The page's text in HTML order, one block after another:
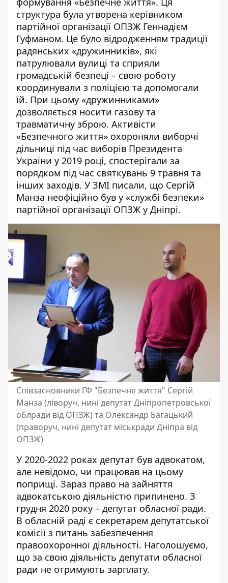
структура була утворена керівником
партійної організації ОПЗЖ Геннадієм
Гуфманом. Це було відродженням традиції
радянських «дружинників», які
патрулювали вулиці та сприяли
громадській безпеці – свою роботу
координували з поліцією та допомогали
їй. При цьому «дружинниками»
дозволяється носити газову та
травматичну зброю. Активісти
«Безпечного життя» охороняли виборчі
дільниці під час виборів Президента
України у 2019 році, спостерігали за
порядком під час святкувань 9 травня та
інших заходів. У ЗМІ писали, що Сергій
Манза неофіційно був у «службі безпеки»
партійної організації ОПЗЖ у Дніпрі.
Співзасновники ГФ "Безпечне життя" Сергій
Манза (ліворуч, нині депутат Дніпропетровської
облради від ОПЗЖ) та Олександр Багацький
(праворуч, нині депутат міськради Дніпра від
ОПЗЖ)
У 2020-2022 роках депутат був адвокатом,
але невідомо, чи працював на цьому
поприщі. Зараз право на зайняття
адвокатською діяльністю припинено. З
грудня 2020 року – депутат обласної ради.
В обласній раді є секретарем депутатської
комісії з питань забезпечення
правоохоронної діяльності. Наголошуємо,
що за свою діяльність депутати обласної
ради не отримують зарплату.